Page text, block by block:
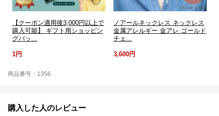
【クーポン適用後3,000円以上で
購入可能】 ギフト用ショッピン
グバッ...
ノアールネックレス ネックレス
金属アレルギー 金アレ ゴールド
チェ...
1円 3,600円
商品番号：1356
購入した人のレビュー